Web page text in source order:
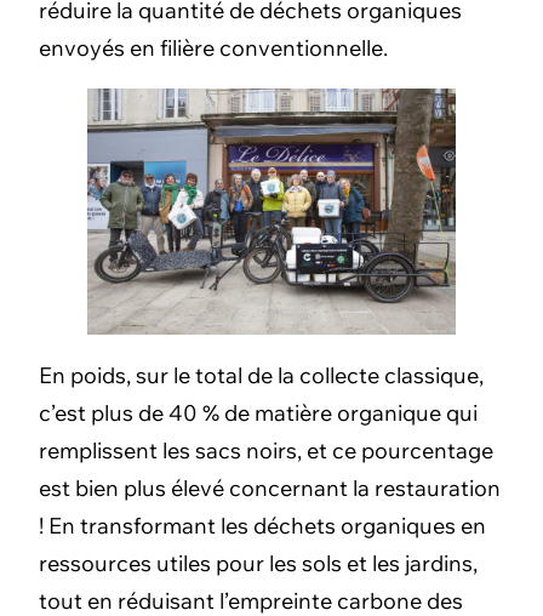
réduire la quantité de déchets organiques
envoyés en filière conventionnelle.
En poids, sur le total de la collecte classique,
c’est plus de 40 % de matière organique qui
remplissent les sacs noirs, et ce pourcentage
est bien plus élevé concernant la restauration
! En transformant les déchets organiques en
ressources utiles pour les sols et les jardins,
tout en réduisant l’empreinte carbone des